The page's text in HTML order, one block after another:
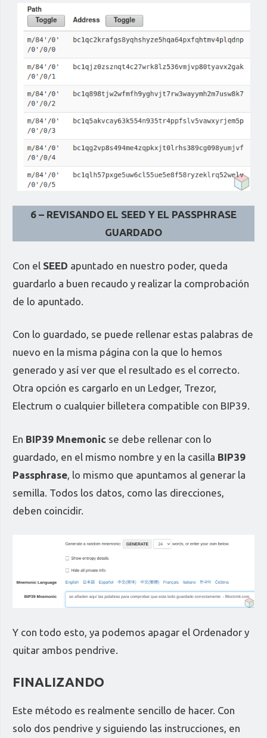
6 – REVISANDO EL SEED Y EL PASSPHRASE
GUARDADO
Con el SEED apuntado en nuestro poder, queda
guardarlo a buen recaudo y realizar la comprobación
de lo apuntado.
Con lo guardado, se puede rellenar estas palabras de
nuevo en la misma página con la que lo hemos
generado y así ver que el resultado es el correcto.
Otra opción es cargarlo en un Ledger, Trezor,
Electrum o cualquier billetera compatible con BIP39.
En BIP39 Mnemonic se debe rellenar con lo
guardado, en el mismo nombre y en la casilla BIP39
Passphrase, lo mismo que apuntamos al generar la
semilla. Todos los datos, como las direcciones,
deben coincidir.
Y con todo esto, ya podemos apagar el Ordenador y
quitar ambos pendrive.
FINALIZANDO
Este método es realmente sencillo de hacer. Con
solo dos pendrive y siguiendo las instrucciones, en